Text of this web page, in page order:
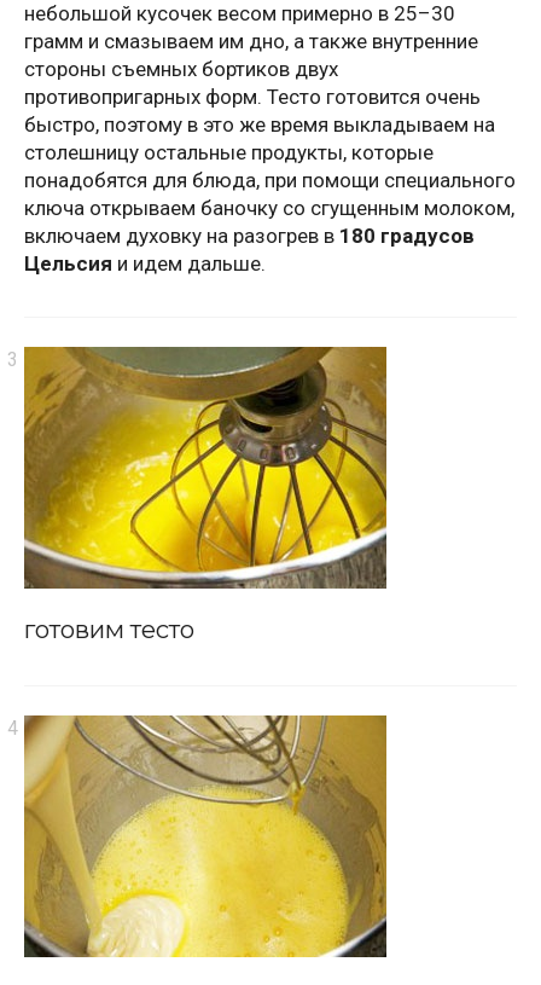
небольшой кусочек весом примерно в 25–30
грамм и смазываем им дно, а также внутренние
стороны съемных бортиков двух
противопригарных форм. Тесто готовится очень
быстро, поэтому в это же время выкладываем на
столешницу остальные продукты, которые
понадобятся для блюда, при помощи специального
ключа открываем баночку со сгущенным молоком,
включаем духовку на разогрев в 180 градусов
Цельсия и идем дальше.
готовим тесто